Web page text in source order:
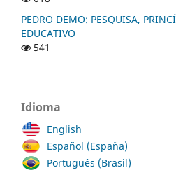
PEDRO DEMO: PESQUISA,
EDUCATIVO
541
Idioma
English
Español (España)
Português (Brasil)